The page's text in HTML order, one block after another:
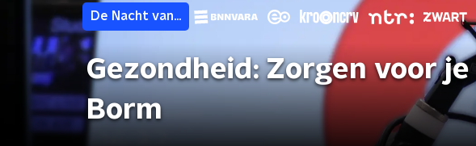
De Nacht van...
Gezondheid: Zorgen voor
Borm